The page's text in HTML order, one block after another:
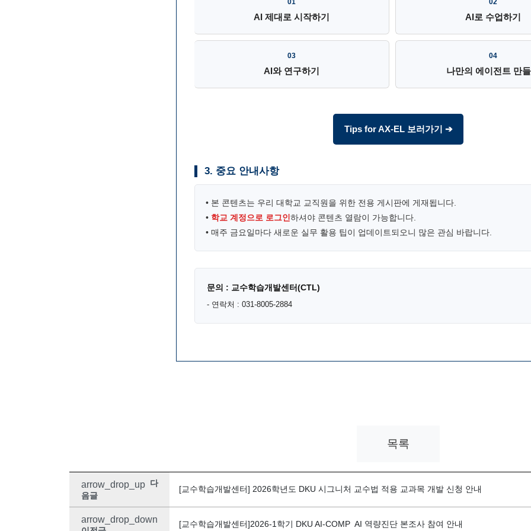
AI 제대로 시작하기 AI로 수업하기
03
AI와 연구하기
04
나만의 에이전트 만
Tips for AX-EL 보러가기 ➔
3. 중요 안내사항
• 본 콘텐츠는 우리 대학교 교직원을 위한 전용 게시판에 게재됩니다.
• 학교 계정으로 로그인하셔야 콘텐츠 열람이 가능합니다.
• 매주 금요일마다 새로운 실무 활용 팁이 업데이트되오니 많은 관심 바랍니다.
문의 : 교수학습개발센터(CTL)
- 연락처 : 031-8005-2884
목록
arrow_drop_up 다
음글
[교수학습개발센터] 2026학년도 DKU 시그니처 교수법 적용 교과목 개발 신청 안내
arrow_drop_down [교수학습개발센터]2026-1학기 DKU AI-COMP AI 역량진단 본조사 참여 안내